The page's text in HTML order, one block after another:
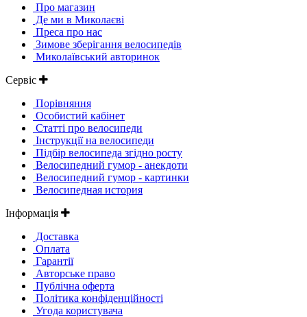
Про магазин
Де ми в Миколаєві
Преса про нас
Зимове зберігання велосипедів
Миколаївський авторинок
Сервіс
Порівняння
Особистий кабінет
Статті про велосипеди
Інструкції на велосипеди
Підбір велосипеда згідно росту
Велосипедний гумор - анекдоти
Велосипедний гумор - картинки
Велосипедная история
Інформація
Доставка
Оплата
Гарантії
Авторське право
Публічна оферта
Політика конфіденційності
Угода користувача